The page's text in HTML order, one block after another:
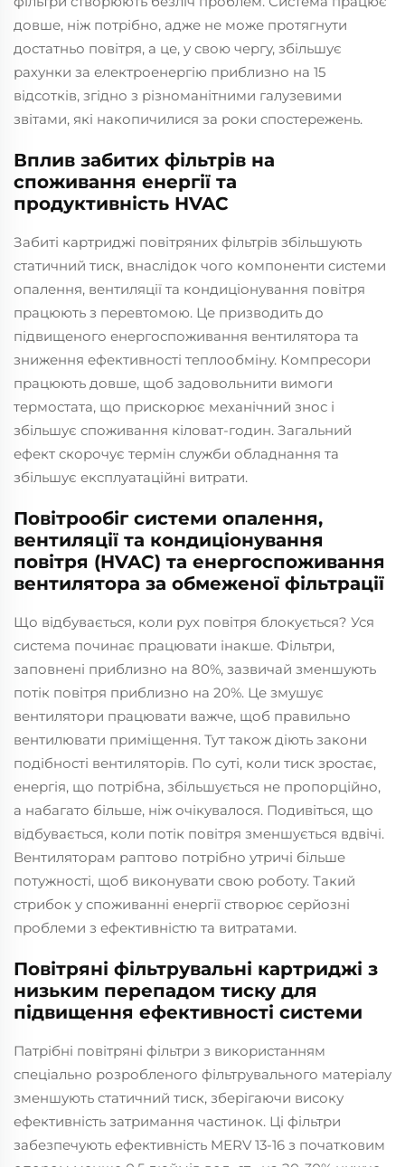
довше, ніж потрібно, адже не може протягнути
достатньо повітря, а це, у свою чергу, збільшує
рахунки за електроенергію приблизно на 15
відсотків, згідно з різноманітними галузевими
звітами, які накопичилися за роки спостережень.
Вплив забитих фільтрів на
споживання енергії та
продуктивність HVAC
Забиті картриджі повітряних фільтрів збільшують
статичний тиск, внаслідок чого компоненти системи
опалення, вентиляції та кондиціонування повітря
працюють з перевтомою. Це призводить до
підвищеного енергоспоживання вентилятора та
зниження ефективності теплообміну. Компресори
працюють довше, щоб задовольнити вимоги
термостата, що прискорює механічний знос і
збільшує споживання кіловат-годин. Загальний
ефект скорочує термін служби обладнання та
збільшує експлуатаційні витрати.
Повітрообіг системи опалення,
вентиляції та кондиціонування
повітря (HVAC) та енергоспоживання
вентилятора за обмеженої фільтрації
Що відбувається, коли рух повітря блокується? Уся
система починає працювати інакше. Фільтри,
заповнені приблизно на 80%, зазвичай зменшують
потік повітря приблизно на 20%. Це змушує
вентилятори працювати важче, щоб правильно
вентилювати приміщення. Тут також діють закони
подібності вентиляторів. По суті, коли тиск зростає,
енергія, що потрібна, збільшується не пропорційно,
а набагато більше, ніж очікувалося. Подивіться, що
відбувається, коли потік повітря зменшується вдвічі.
Вентиляторам раптово потрібно утричі більше
потужності, щоб виконувати свою роботу. Такий
стрибок у споживанні енергії створює серйозні
проблеми з ефективністю та витратами.
Повітряні фільтрувальні картриджі з
низьким перепадом тиску для
підвищення ефективності системи
Патрібні повітряні фільтри з використанням
спеціально розробленого фільтрувального матеріалу
зменшують статичний тиск, зберігаючи високу
ефективність затримання частинок. Ці фільтри
забезпечують ефективність MERV 13-16 з початковим